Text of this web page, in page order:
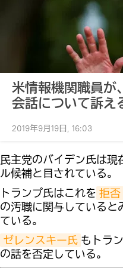
米情報機関職員が
会話について訴え
2019年9月19日, 16:03
民主党のバイデン氏は
ル候補と目されている。
トランプ氏はこれを 拒否
の汚職に関与していると
ている。
ゼレンスキー氏 もトラ
の話を否定している。